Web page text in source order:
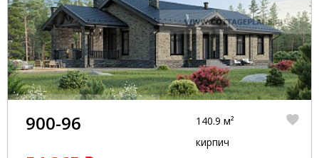
900-96
140.9 м²
кирпич